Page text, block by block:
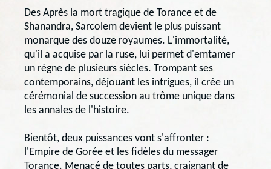
Des Après la mort tragique de Torance et de
Shanandra, Sarcolem devient le plus puissant
monarque des douze royaumes. L'immortalité,
qu'il a acquise par la ruse, lui permet d'emtamer
un règne de plusieurs siècles. Trompant ses
contemporains, déjouant les intrigues, il crée un
cérémonial de succession au trôme unique dans
les annales de l'histoire.
Bientôt, deux puissances vont s'affronter :
l'Empire de Gorée et les fidèles du messager
Torance. Menacé de toutes parts, craignant de